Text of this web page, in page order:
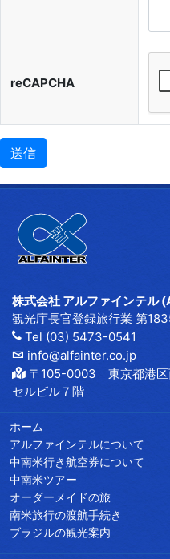
reCAPCHA
株式会社 アルファインテル
観光庁長官登録旅行業 第
Tel (03) 5473-0541
info@alfainter.co.jp
〒105-0003 東京都港区
セルビル７階
ホーム
アルファインテルについて
中南米行き航空券について
中南米ツアー
オーダーメイドの旅
南米旅行の渡航手続き
ブラジルの観光案内